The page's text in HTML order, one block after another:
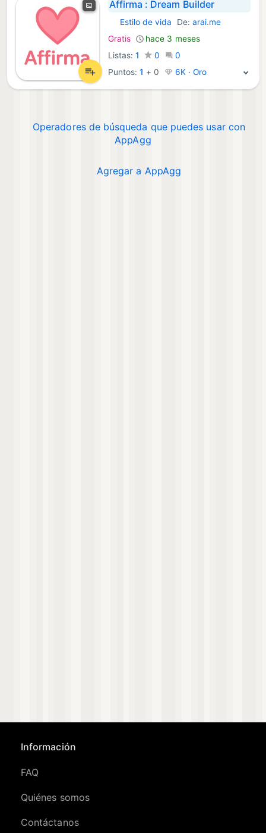
Affirma : Dream Builder
iOS Aplicaciones:
Estilo de vida De: arai.me
Gratis
hace 3 meses
Listas:1 0
0
Puntos:1 + 0 6K · Oro
Operadores de búsqueda que puedes usar con
AppAgg
Agregar a AppAgg
Información
FAQ
Quiénes somos
Contáctanos